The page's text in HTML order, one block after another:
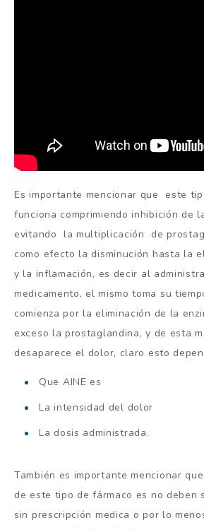
Es importante mencionar que este
funciona comprimiendo inhibición de
evitando la multiplicación de
como efecto la disminución hasta la
y la inflamación, es decir al
medicamento, el mismo toma su
comienza por la eliminación de la
exceso la prostaglandina, y de esta
desaparece el dolor, claro esto
Que AINE es
La intensidad del dolor
La dosis administrada.
También es importante mencionar
de este tipo de fármaco es no deben
sin prescripción medica o por lo